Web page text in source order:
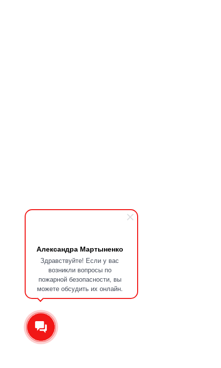
Александра Мартыненко
Здравствуйте! Если у вас
возникли вопросы по
пожарной безопасности, вы
можете обсудить их онлайн.